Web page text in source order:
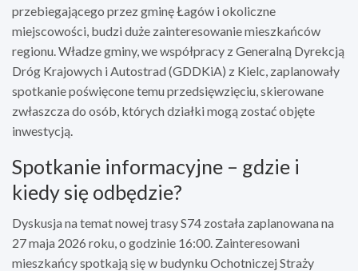
przebiegającego przez gminę Łagów i okoliczne
miejscowości, budzi duże zainteresowanie mieszkańców
regionu. Władze gminy, we współpracy z Generalną Dyrekcją
Dróg Krajowych i Autostrad (GDDKiA) z Kielc, zaplanowały
spotkanie poświęcone temu przedsięwzięciu, skierowane
zwłaszcza do osób, których działki mogą zostać objęte
inwestycją.
Spotkanie informacyjne – gdzie i
kiedy się odbędzie?
Dyskusja na temat nowej trasy S74 została zaplanowana na
27 maja 2026 roku, o godzinie 16:00. Zainteresowani
mieszkańcy spotkają się w budynku Ochotniczej Straży